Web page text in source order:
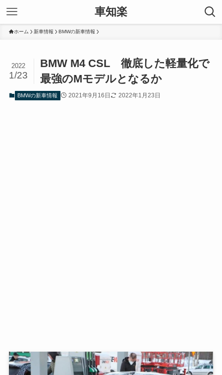
車知楽
ホーム 新車情報 BMWの新車情報
BMW M4 CSL 徹底した軽量化で
最強のMモデルとなるか
2022
1/23
BMWの新車情報 2021年9月16日 2022年1月23日